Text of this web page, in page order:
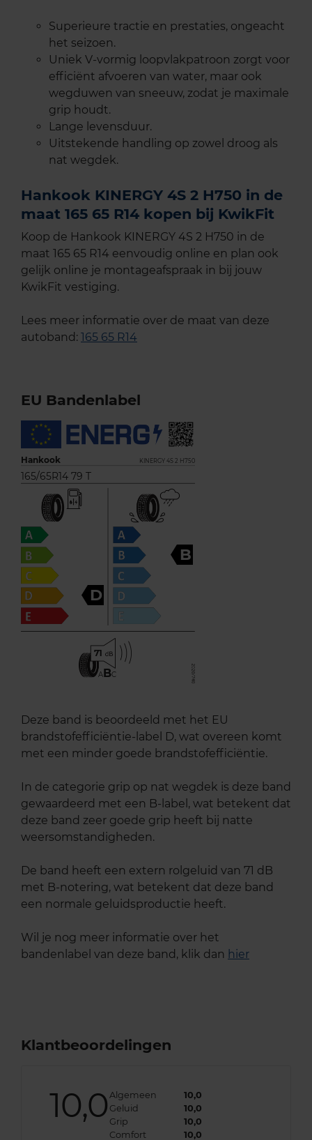
Superieure tractie en prestaties, ongeacht
het seizoen.
Uniek V-vormig loopvlakpatroon zorgt voor
efficiënt afvoeren van water, maar ook
wegduwen van sneeuw, zodat je maximale
grip houdt.
Lange levensduur.
Uitstekende handling op zowel droog als
nat wegdek.
Hankook KINERGY 4S 2 H750 in de
maat 165 65 R14 kopen bij KwikFit
Koop de Hankook KINERGY 4S 2 H750 in de
maat 165 65 R14 eenvoudig online en plan ook
gelijk online je montageafspraak in bij jouw
KwikFit vestiging.
Lees meer informatie over de maat van deze
autoband: 165 65 R14
EU Bandenlabel
Hankook KINERGY 4S 2 H750
165/65R14 79 T
D
B
71
ABC
Deze band is beoordeeld met het EU
brandstofefficiëntie-label D, wat overeen komt
met een minder goede brandstofefficiëntie.
In de categorie grip op nat wegdek is deze band
gewaardeerd met een B-label, wat betekent dat
deze band zeer goede grip heeft bij natte
weersomstandigheden.
De band heeft een extern rolgeluid van 71 dB
met B-notering, wat betekent dat deze band
een normale geluidsproductie heeft.
Wil je nog meer informatie over het
bandenlabel van deze band, klik dan hier
Klantbeoordelingen
10,0 Algemeen
10,0
Geluid
10,0
Grip
10,0
Comfort
10,0